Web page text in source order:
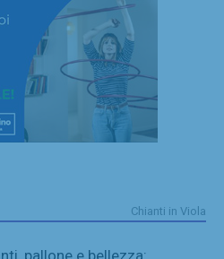
Chianti in Viola